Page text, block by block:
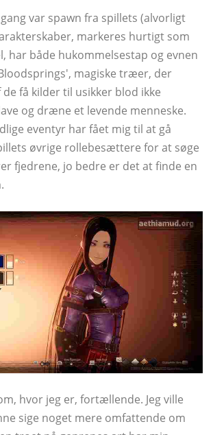
var spawn fra spillets (alvorligt
markeres hurtigt som
har både hukommelsestap og evnen
magiske træer, der
få kilder til usikker blod ikke
og dræne et levende menneske.
eventyr har fået mig til at gå
øvrige rollebesættere for at søge
fjedrene, jo bedre er det at finde en
hvor jeg er, fortællende. Jeg ville
sige noget mere omfattende om